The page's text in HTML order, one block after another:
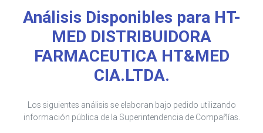
Análisis Disponibles para HT-
MED DISTRIBUIDORA
FARMACEUTICA HT&MED
CIA.LTDA.
Los siguientes análisis se elaboran bajo pedido utilizando
información pública de la Superintendencia de Compañías.